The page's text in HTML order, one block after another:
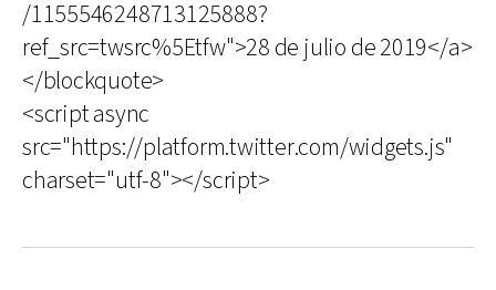
/1155546248713125888?
ref_src=twsrc%5Etfw">28 de julio de 2019</a>
</blockquote>
<script async
src="https://platform.twitter.com/widgets.js"
charset="utf-8"></script>